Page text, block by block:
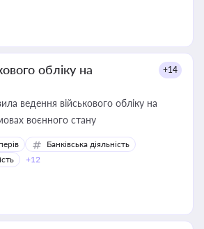
обліку на
+14
ведення військового обліку на
воєнного стану
Банківська діяльність
+12